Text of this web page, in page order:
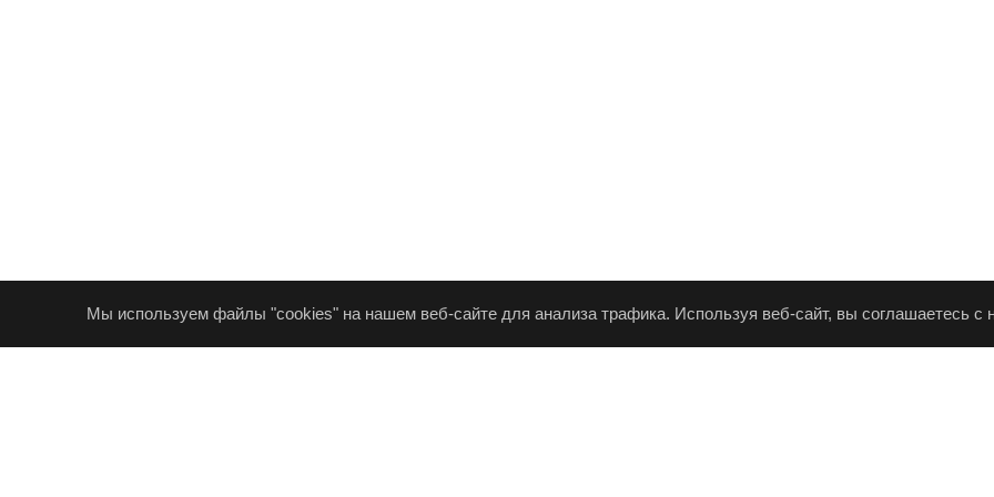
Мы используем файлы "cookies" на нашем веб-сайте для анализа трафика. Используя веб-сайт, вы соглашаетесь с